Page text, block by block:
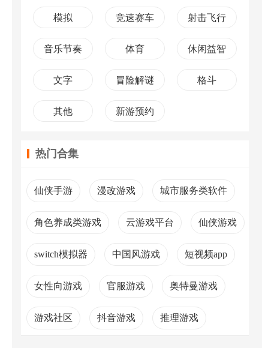
模拟 竞速赛车 射击飞行
音乐节奏 体育 休闲益智
文字 冒险解谜 格斗
其他 新游预约
热门合集
仙侠手游 漫改游戏 城市服务类软件
角色养成类游戏 云游戏平台 仙侠游戏
switch模拟器 中国风游戏 短视频app
女性向游戏 官服游戏 奥特曼游戏
游戏社区 抖音游戏 推理游戏